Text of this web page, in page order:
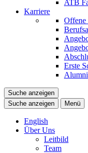
ATB
Karriere
Offene
Erste
Suche anzeigen
Suche anzeigen
Menü
English
Über Uns
Leitbild
Team